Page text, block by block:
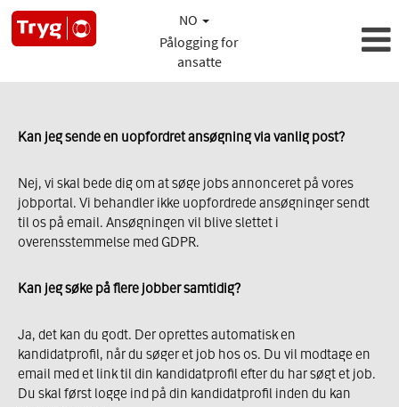
NO
Pålogging for
ansatte
Kan jeg sende en uopfordret ansøgning via vanlig post?
Nej, vi skal bede dig om at søge jobs annonceret på vores
jobportal. Vi behandler ikke uopfordrede ansøgninger sendt
til os på email. Ansøgningen vil blive slettet i
overensstemmelse med GDPR.
Kan jeg søke på flere jobber samtidig?
Ja, det kan du godt. Der oprettes automatisk en
kandidatprofil, når du søger et job hos os. Du vil modtage en
email med et link til din kandidatprofil efter du har søgt et job.
Du skal først logge ind på din kandidatprofil inden du kan